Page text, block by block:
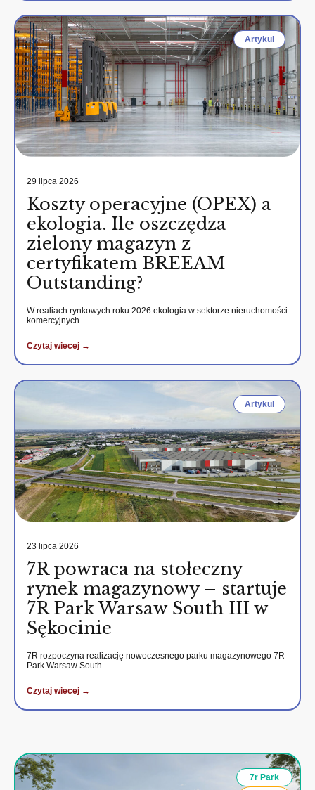
Artykul
29 lipca 2026
Koszty operacyjne (OPEX) a
ekologia. Ile oszczędza
zielony magazyn z
certyfikatem BREEAM
Outstanding?
W realiach rynkowych roku 2026 ekologia w sektorze nieruchomości
komercyjnych…
Czytaj wiecej →
Artykul
23 lipca 2026
7R powraca na stołeczny
rynek magazynowy – startuje
7R Park Warsaw South III w
Sękocinie
7R rozpoczyna realizację nowoczesnego parku magazynowego 7R
Park Warsaw South…
Czytaj wiecej →
7r Park